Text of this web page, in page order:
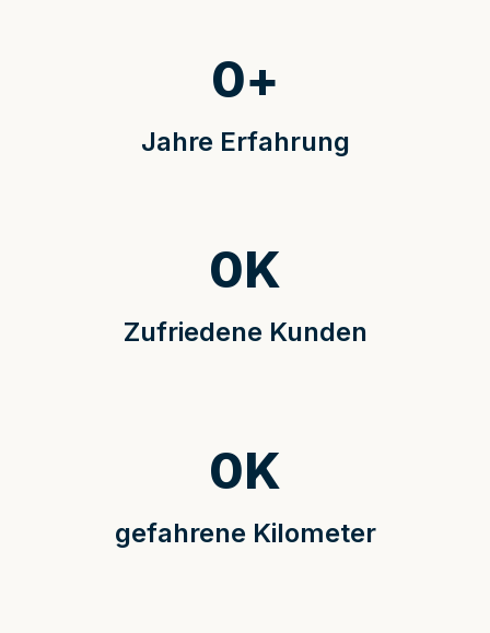
Jahre Erfahrung
0+
Zufriedene Kunden
0K
gefahrene Kilometer
0K